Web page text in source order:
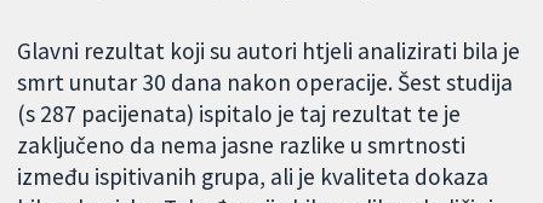
Glavni rezultat koji su autori htjeli analizirati bila je
smrt unutar 30 dana nakon operacije. Šest studija
(s 287 pacijenata) ispitalo je taj rezultat te je
zaključeno da nema jasne razlike u smrtnosti
između ispitivanih grupa, ali je kvaliteta dokaza